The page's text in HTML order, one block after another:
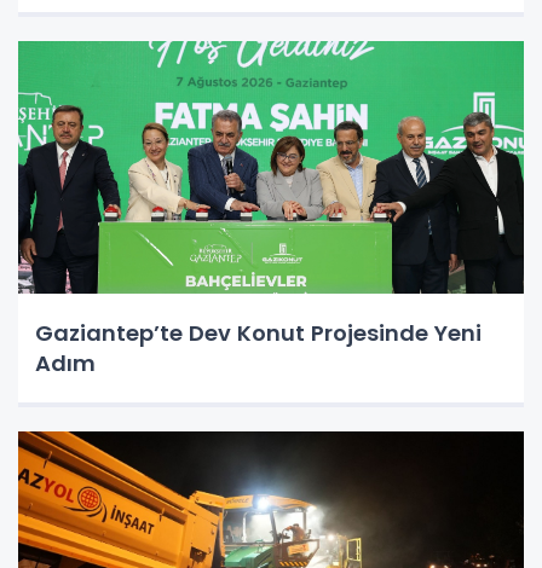
Gaziantep’te Dev Konut Projesinde Yeni
Adım